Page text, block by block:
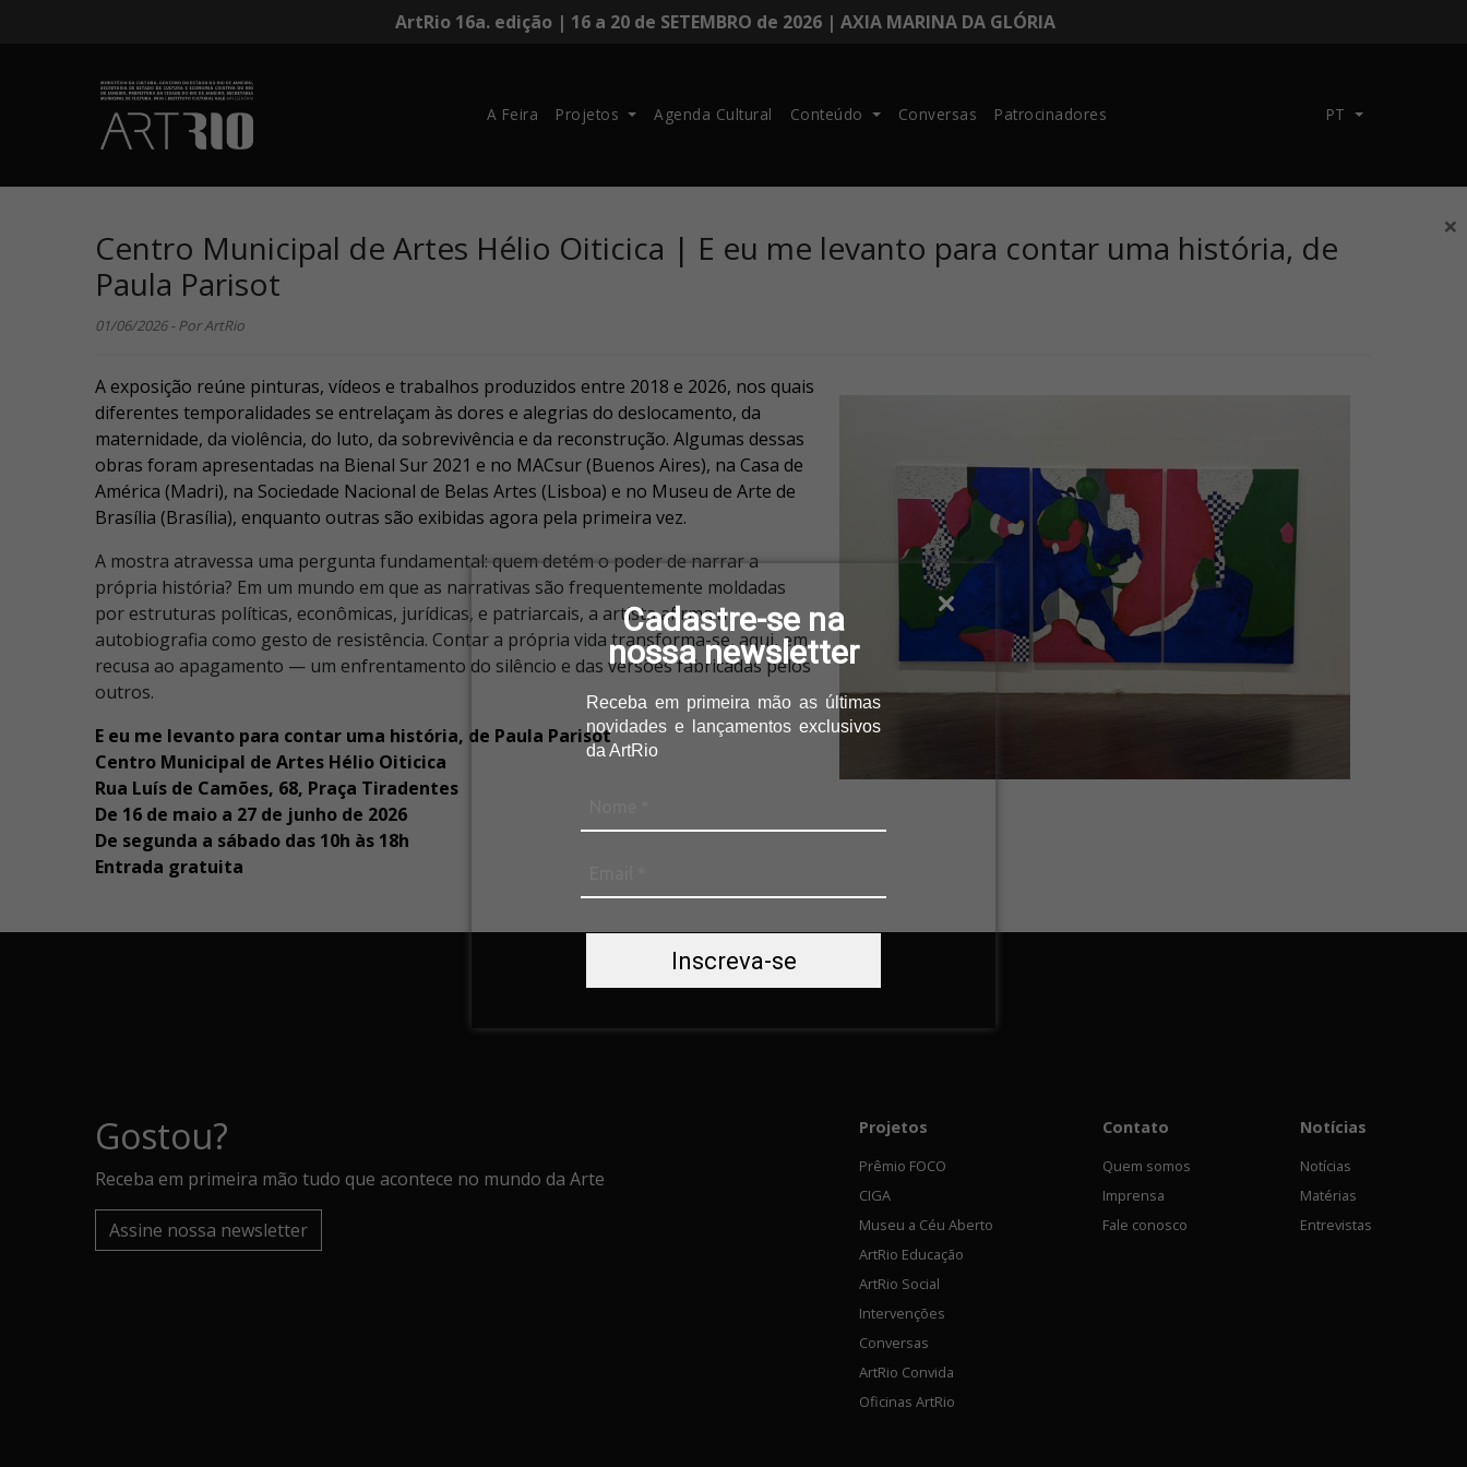
Cadastre-se na
nossa newsletter
Receba em primeira mão as últimas
novidades e lançamentos exclusivos
da ArtRio
Inscreva-se
ArtRio 16a. edição | 16 a 20 de SETEMBRO de 2026 | AXIA MARINA DA GLÓRIA
A Feira Projetos Agenda Cultural Conteúdo Conversas Patrocinadores PT
×
Centro Municipal de Artes Hélio Oiticica | E eu me levanto para contar uma história, de
Paula Parisot
01/06/2026 - Por ArtRio
A exposição reúne pinturas, vídeos e trabalhos produzidos entre 2018 e 2026, nos quais
diferentes temporalidades se entrelaçam às dores e alegrias do deslocamento, da
maternidade, da violência, do luto, da sobrevivência e da reconstrução. Algumas dessas
obras foram apresentadas na Bienal Sur 2021 e no MACsur (Buenos Aires), na Casa de
América (Madri), na Sociedade Nacional de Belas Artes (Lisboa) e no Museu de Arte de
Brasília (Brasília), enquanto outras são exibidas agora pela primeira vez.
A mostra atravessa uma pergunta fundamental: quem detém o poder de narrar a
própria história? Em um mundo em que as narrativas são frequentemente moldadas
por estruturas políticas, econômicas, jurídicas, e patriarcais, a artista afirma a
autobiografia como gesto de resistência. Contar a própria vida transforma-se, aqui, em
recusa ao apagamento — um enfrentamento do silêncio e das versões fabricadas pelos
outros.
E eu me levanto para contar uma história, de Paula Parisot
Centro Municipal de Artes Hélio Oiticica
Rua Luís de Camões, 68, Praça Tiradentes
De 16 de maio a 27 de junho de 2026
De segunda a sábado das 10h às 18h
Entrada gratuita
Gostou?
Receba em primeira mão tudo que acontece no mundo da Arte
Assine nossa newsletter
Projetos
Prêmio FOCO
CIGA
Museu a Céu Aberto
ArtRio Educação
ArtRio Social
Intervenções
Conversas
ArtRio Convida
Oficinas ArtRio
Contato
Quem somos
Imprensa
Fale conosco
Notícias
Notícias
Matérias
Entrevistas